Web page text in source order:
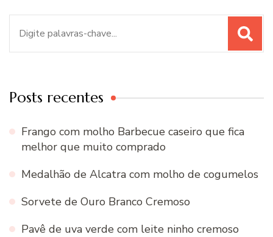
Posts recentes
Frango com molho Barbecue caseiro que fica
melhor que muito comprado
Medalhão de Alcatra com molho de cogumelos
Sorvete de Ouro Branco Cremoso
Pavê de uva verde com leite ninho cremoso